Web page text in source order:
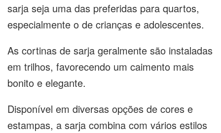
sarja seja uma das preferidas para quartos,
especialmente o de crianças e adolescentes.
As cortinas de sarja geralmente são instaladas
em trilhos, favorecendo um caimento mais
bonito e elegante.
Disponível em diversas opções de cores e
estampas, a sarja combina com vários estilos